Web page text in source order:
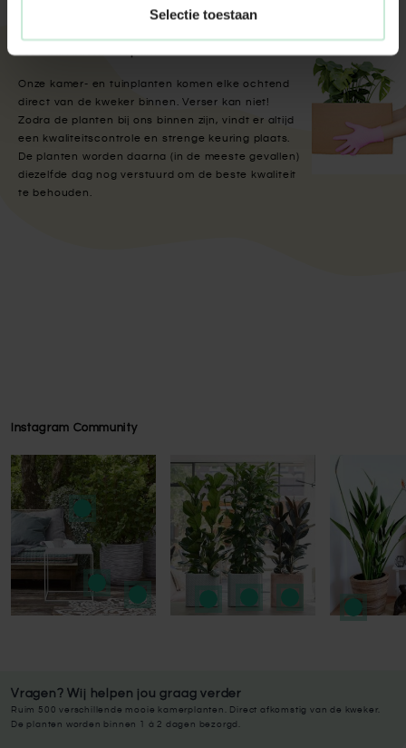
Selectie toestaan
Onze kamer- en tuinplanten komen elke ochtend
direct van de kweker binnen. Verser kan niet!
Zodra de planten bij ons binnen zijn, vindt er altijd
een kwaliteitscontrole en strenge keuring plaats.
De planten worden daarna (in de meeste gevallen)
diezelfde dag nog verstuurd om de beste kwaliteit
te behouden.
Instagram Community
Press to skip carousel
Press to skip carousel
Vragen? Wij helpen jou graag verder
Ruim 500 verschillende mooie kamerplanten. Direct afkomstig van de kweker.
De planten worden binnen 1 à 2 dagen bezorgd.